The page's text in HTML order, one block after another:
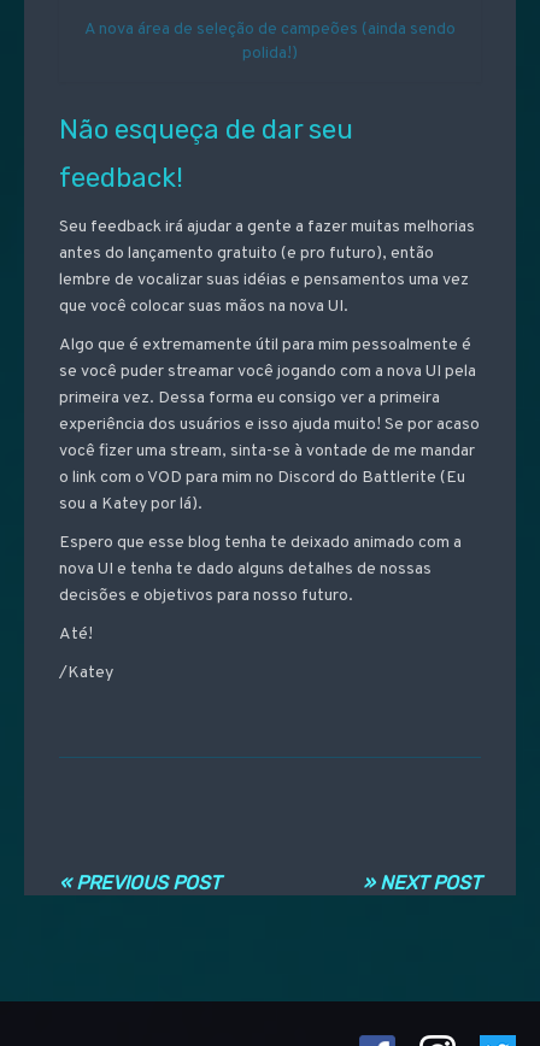
A nova área de seleção de campeões (ainda sendo
polida!)
Não esqueça de dar seu
feedback!
Seu feedback irá ajudar a gente a fazer muitas melhorias
antes do lançamento gratuito (e pro futuro), então
lembre de vocalizar suas idéias e pensamentos uma vez
que você colocar suas mãos na nova UI.
Algo que é extremamente útil para mim pessoalmente é
se você puder streamar você jogando com a nova UI pela
primeira vez. Dessa forma eu consigo ver a primeira
experiência dos usuários e isso ajuda muito! Se por acaso
você fizer uma stream, sinta-se à vontade de me mandar
o link com o VOD para mim no Discord do Battlerite (Eu
sou a Katey por lá).
Espero que esse blog tenha te deixado animado com a
nova UI e tenha te dado alguns detalhes de nossas
decisões e objetivos para nosso futuro.
Até!
/Katey
» NEXT POST
« PREVIOUS POST